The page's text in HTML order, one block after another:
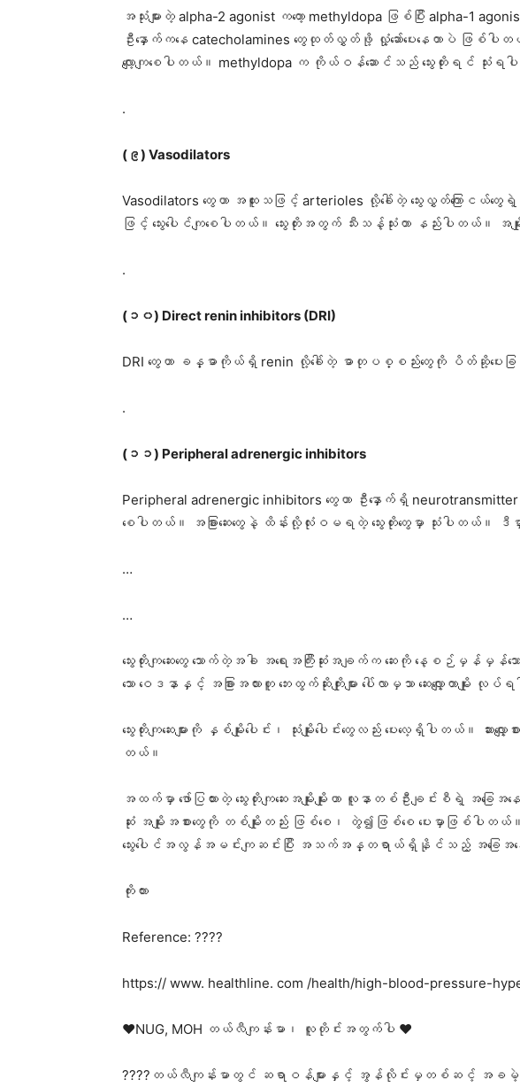
အသုံးများတဲ့ alpha-2 agonist ကတော့ methyldopa ဖြစ်ပြီး alpha-1
ဦးနှောက်ကနေ catecholamines တွေထုတ်လွှတ်ဖို့ လှုံ့ဆော်ပေးနေတာပဲ ဖြ
လျော့ကျစေပါတယ်။ methyldopa က ကိုယ်ဝန်ဆောင်သည် သွေးတိုးရင် သုံးရ
.
(၉) Vasodilators
Vasodilators တွေဟာ အထူးသဖြင့် arterioles လို့ခေါ်တဲ့ သွေးလွှတ်ကြောငယ်တွေရဲ့ သွေ
ဖြင့် သွေးပေါင်ကျစေပါတယ်။ သွေးတိုးအတွက် သီးသန့်သုံးတာ နည်းပါတယ်။ အမျိုး
.
(၁၀) Direct renin inhibitors (DRI)
DRI တွေဟာ ခန္ဓာကိုယ်ရှိ renin လို့ခေါ်တဲ့ ဓာတုပစ္စည်းတွေကို ပိတ်ဆို့ပေးခြင်းဖြ
.
(၁၁) Peripheral adrenergic inhibitors
Peripheral adrenergic inhibitors တွေဟာ ဦးနှောက်ရှိ
စေပါတယ်။ အခြားဆေးတွေနဲ့ ထိန်းလို့လုံးဝမရတဲ့ သွေးတိုးတွေမှာ သုံးပါတယ်။ ဒီ
…
…
သွေးတိုး​ကျ​ဆေး​တွေ သောက်တဲ့အခါ အ​ရေးအကြီးဆုံးအချက်က ဆေးကို နေ့စဉ်မှန်မှ
သော ဝေဒနာနှင့် အခြားအလားတူ ဘေးထွက်ဆိုးကျိုးများ ပေါ်လာမှသာ ဆေး​လျှော့တာမျိုး လု
သွေးတိုးကျ​ဆေးများကို နှစ်မျိုးပေါင်း၊ သုံးမျိုး​ပေါင်း​တွေလည်း ပေး​လေ့ရှိပါ
တယ်။
အထက်မှာ ဖော်ပြထားတဲ့ သွေးတိုးကျဆေးအမျိုးမျိုးဟာ လူနာတစ်ဦးချင်းစီ
ဆုံး အမျိုးအစားတွေကို တစ်မျိုးတည်း ဖြစ်စေ၊ တွဲ၍ဖြစ်စေ ပေးမှာဖြစ်ပါ
သွေးပေါင်အလွန်အမင်းကျဆင်းပြီး အသက်အန္တရာယ်ရှိနိုင်သည့် အခြေအနေ
ကိုးကား
Reference: ????
https:// www. healthline. com /health/high-blood-pressure-
❤️NUG, MOH တယ်လီကျန်းမာ၊ လူတိုင်းအတွက်ပါ ❤️
????တယ်လီကျန်းမာတွင် ဆရာဝန်များနှင့် အွန်လိုင်းမှတစ်ဆင့် အခ